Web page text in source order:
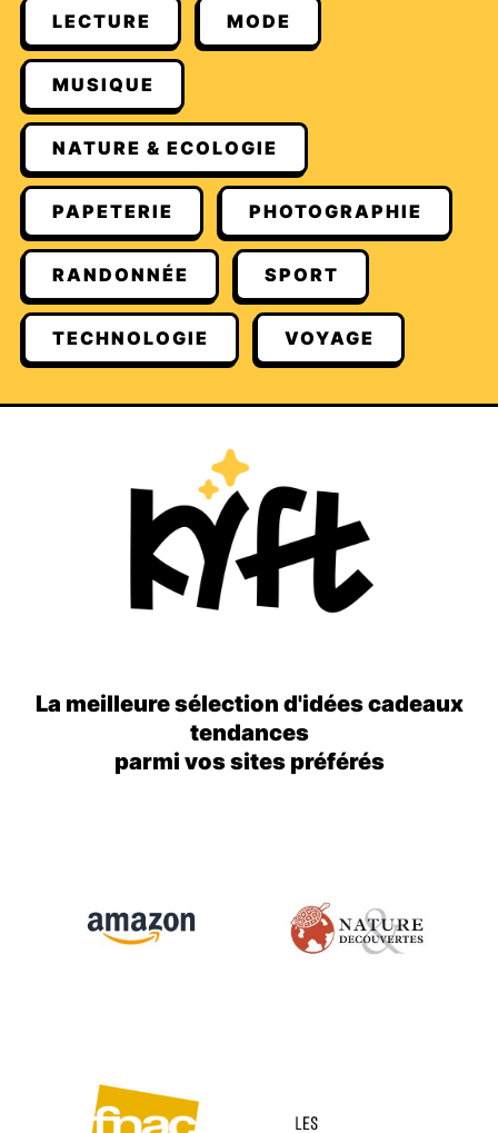
LECTURE MODE
MUSIQUE
NATURE & ECOLOGIE
PAPETERIE PHOTOGRAPHIE
RANDONNÉE SPORT
TECHNOLOGIE VOYAGE
La meilleure sélection d'idées cadeaux
tendances
parmi vos sites préférés